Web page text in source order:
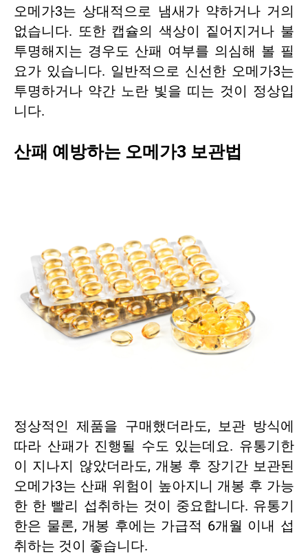
오메가3는 상대적으로 냄새가 약하거나 거의
없습니다. 또한 캡슐의 색상이 짙어지거나 불
투명해지는 경우도 산패 여부를 의심해 볼 필
요가 있습니다. 일반적으로 신선한 오메가3는
투명하거나 약간 노란 빛을 띠는 것이 정상입
니다.
산패 예방하는 오메가3 보관법
정상적인 제품을 구매했더라도, 보관 방식에
따라 산패가 진행될 수도 있는데요. 유통기한
이 지나지 않았더라도, 개봉 후 장기간 보관된
오메가3는 산패 위험이 높아지니 개봉 후 가능
한 한 빨리 섭취하는 것이 중요합니다. 유통기
한은 물론, 개봉 후에는 가급적 6개월 이내 섭
취하는 것이 좋습니다.